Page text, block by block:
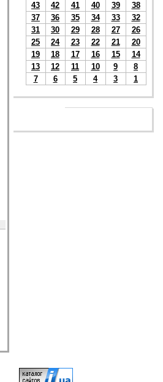
43
42 41 40 39
38
37
36 35 34 33
32
31
30 29 28 27
26
25
24 23 22 21
20
19
18 17 16 15
14
13
12 11 10 9
8
7
6 5 4 3 1